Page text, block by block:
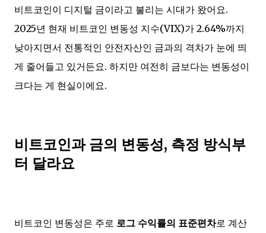
비트코인이 디지털 금이라고 불리는 시대가 왔어요.
2025년 현재 비트코인 변동성 지수(VIX)가 2.64%까지
낮아지면서 전통적인 안전자산인 금과의 격차가 눈에 띄
게 줄어들고 있거든요. 하지만 여전히 금보다는 변동성이
크다는 게 현실이에요.
비트코인과 금의 변동성, 측정 방식부
터 달라요
비트코인 변동성은 주로 로그 수익률의 표준편차로 계산